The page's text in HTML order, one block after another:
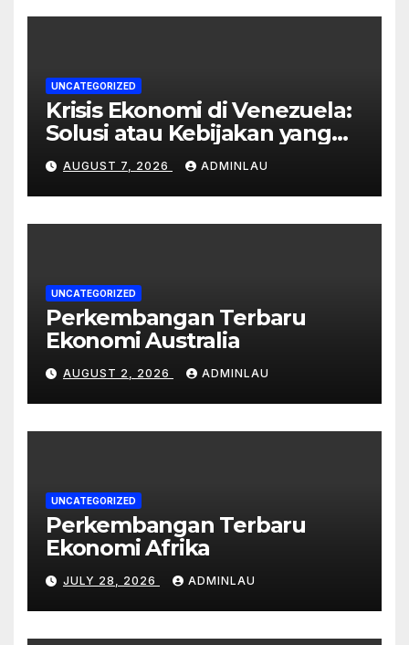
UNCATEGORIZED
Krisis Ekonomi di Venezuela:
Solusi atau Kebijakan yang
Gagal?
AUGUST 7, 2026 ADMINLAU
UNCATEGORIZED
Perkembangan Terbaru
Ekonomi Australia
AUGUST 2, 2026 ADMINLAU
UNCATEGORIZED
Perkembangan Terbaru
Ekonomi Afrika
JULY 28, 2026 ADMINLAU